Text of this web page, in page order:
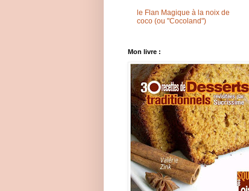
le Flan Magique à la noix de
coco (ou "Cocoland")
Mon livre :